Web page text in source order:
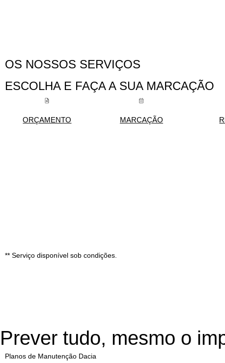
OS NOSSOS SERVIÇOS
ESCOLHA E FAÇA A SUA MARCAÇÃO
ORÇAMENTO MARCAÇÃO
** Serviço disponível sob condições.
Prever tudo, mesmo o
Planos de Manutenção Dacia